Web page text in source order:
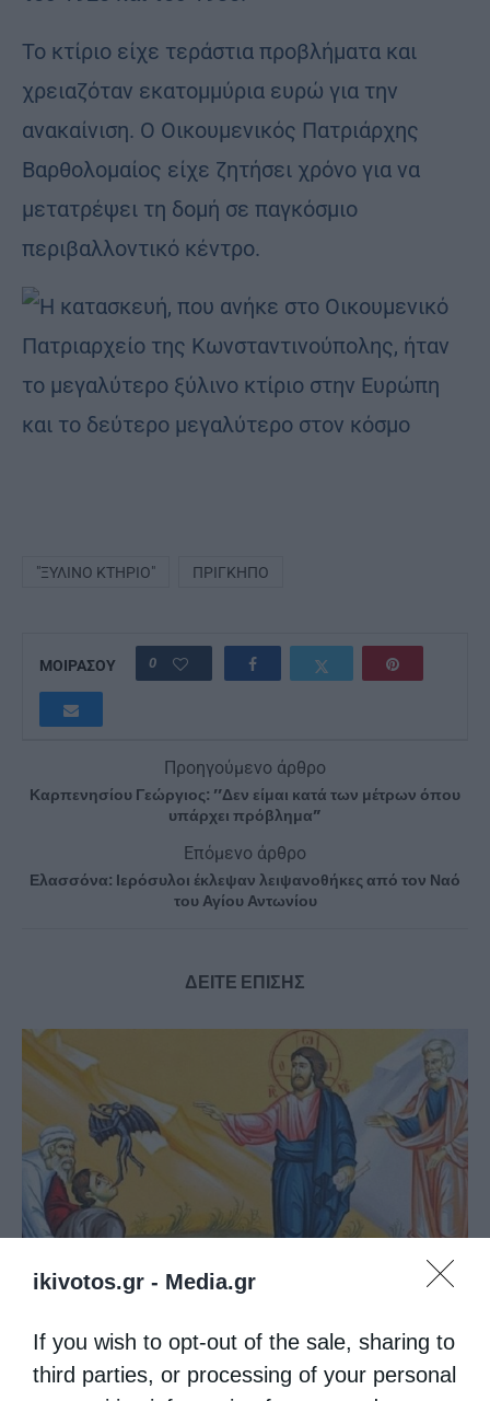
ikivotos.gr - Media.gr
If you wish to opt-out of the sale, sharing to
third parties, or processing of your personal
Το κτίριο είχε τεράστια προβλήματα και
χρειαζόταν εκατομμύρια ευρώ για την
ανακαίνιση. Ο Οικουμενικός Πατριάρχης
Βαρθολομαίος είχε ζητήσει χρόνο για να
μετατρέψει τη δομή σε παγκόσμιο
περιβαλλοντικό κέντρο.
"ΞΎΛΙΝΟ ΚΤΉΡΙΟ" ΠΡΊΓΚΗΠΟ
ΜΟΙΡΑΣΟΥ 0
Προηγούμενο άρθρο
Καρπενησίου Γεώργιος: ’’Δεν είμαι κατά των μέτρων όπου
υπάρχει πρόβλημα”
Επόμενο άρθρο
Ελασσόνα: Ιερόσυλοι έκλεψαν λειψανοθήκες από τον Ναό
του Αγίου Αντωνίου
ΔΕΙΤΕ ΕΠΙΣΗΣ
«Η Πίστη ως Δύναμη Ενότητας και Υπέρβασης
των...